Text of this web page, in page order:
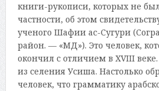
книги-рукописи, которых не
частности, об этом
ученого Шафии ас-Сугури
район. — «МД»). Это человек,
окончил с отличием в XVIII
из селения Усиша. Настолько
человек, что грамматику